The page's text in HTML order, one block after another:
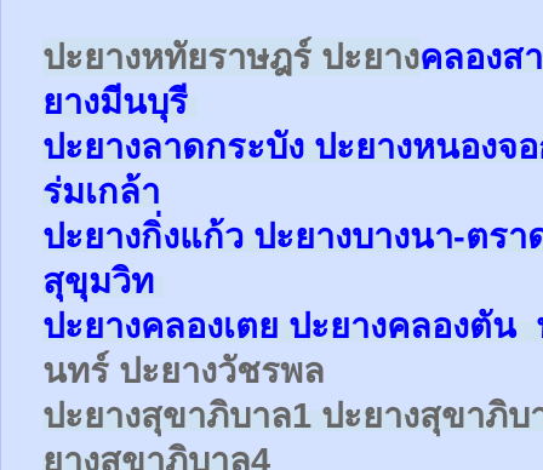
ปะยางหทัยราษฎร์ ปะยางคลองส
ยางมีนบุรี
ปะยางลาดกระบัง ปะยางหนองจ
ร่มเกล้า
ปะยางกิ่งแก้ว ปะยางบางนา-ตร
สุขุมวิท
ปะยางคลองเตย ปะยางคลองตัน
นทร์ ปะยางวัชรพล
ปะยางสุขาภิบาล1 ปะยางสุขาภิบ
ยางสุขาภิบาล4